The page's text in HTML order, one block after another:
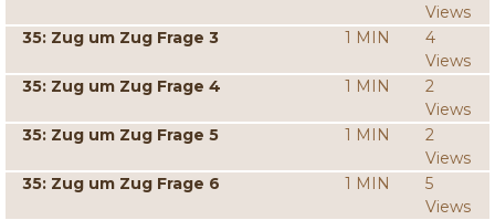
Views
35: Zug um Zug Frage 3
1 MIN
4
Views
35: Zug um Zug Frage 4
1 MIN
2
Views
35: Zug um Zug Frage 5
1 MIN
2
Views
35: Zug um Zug Frage 6
1 MIN
5
Views